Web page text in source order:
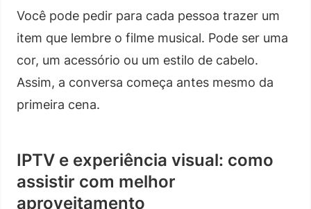
Você pode pedir para cada pessoa trazer um
item que lembre o filme musical. Pode ser uma
cor, um acessório ou um estilo de cabelo.
Assim, a conversa começa antes mesmo da
primeira cena.
IPTV e experiência visual: como
assistir com melhor
aproveitamento